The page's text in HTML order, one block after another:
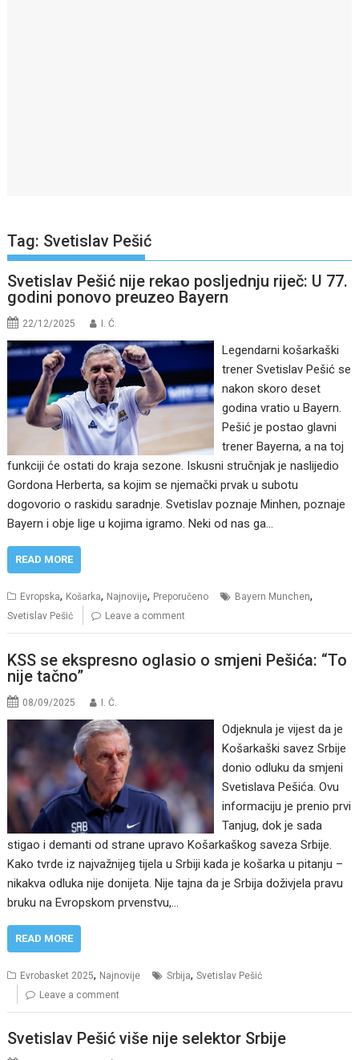
Tag: Svetislav Pešić
Svetislav Pešić nije rekao posljednju riječ: U 77.
godini ponovo preuzeo Bayern
22/12/2025 I. Ć.
Legendarni košarkaški
trener Svetislav Pešić se
nakon skoro deset
godina vratio u Bayern.
Pešić je postao glavni
trener Bayerna, a na toj
funkciji će ostati do kraja sezone. Iskusni stručnjak je naslijedio
Gordona Herberta, sa kojim se njemački prvak u subotu
dogovorio o raskidu saradnje. Svetislav poznaje Minhen, poznaje
Bayern i obje lige u kojima igramo. Neki od nas ga…
READ MORE
Evropska, Košarka, Najnovije, Preporučeno Bayern Munchen,
Svetislav Pešić Leave a comment
KSS se ekspresno oglasio o smjeni Pešića: “To
nije tačno”
08/09/2025 I. Ć.
Odjeknula je vijest da je
Košarkaški savez Srbije
donio odluku da smjeni
Svetislava Pešića. Ovu
informaciju je prenio prvi
Tanjug, dok je sada
stigao i demanti od strane upravo Košarkaškog saveza Srbije.
Kako tvrde iz najvažnijeg tijela u Srbiji kada je košarka u pitanju –
nikakva odluka nije donijeta. Nije tajna da je Srbija doživjela pravu
bruku na Evropskom prvenstvu,…
READ MORE
Evrobasket 2025, Najnovije Srbija,Svetislav Pešić
Leave a comment
Svetislav Pešić više nije selektor Srbije